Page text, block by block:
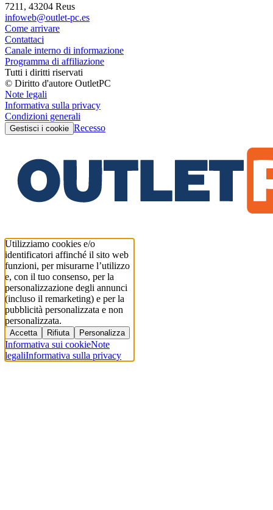
7211, 43204 Reus
infoweb@outlet-pc.es
Come arrivare
Contattaci
Canale interno di informazione
Programma di affiliazione
Tutti i diritti riservati
© Diritto d'autore OutletPC
Note legali
Informativa sulla privacy
Condizioni generali
Gestisci i cookie Recesso
Utilizziamo cookies e/o
identificatori affinché il sito web
funzioni, per misurarne l’utilizzo
e, con il tuo consenso, per la
personalizzazione degli annunci
(incluso il remarketing) e per la
pubblicità personalizzata e non
personalizzata.
Accetta Rifiuta Personalizza
Informativa sui cookieNote
legaliInformativa sulla privacy